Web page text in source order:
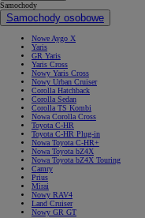
Samochody
Samochody osobowe
Nowe Aygo X
Yaris
GR Yaris
Yaris Cross
Nowy Yaris Cross
Nowy Urban Cruiser
Corolla Hatchback
Corolla Sedan
Corolla TS Kombi
Nowa Corolla Cross
Toyota C-HR
Toyota C-HR Plug-in
Nowa Toyota C-HR+
Nowa Toyota bZ4X
Nowa Toyota bZ4X Touring
Camry
Prius
Mirai
Nowy RAV4
Land Cruiser
Nowy GR GT